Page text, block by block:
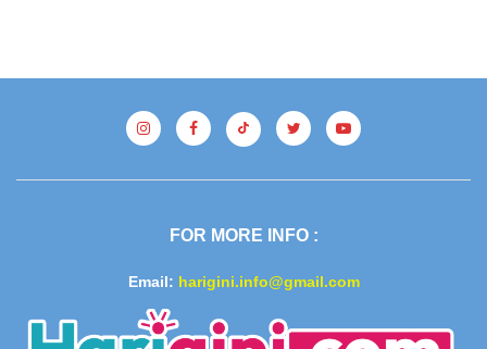
FOR MORE INFO :
Email: harigini.info@gmail.com